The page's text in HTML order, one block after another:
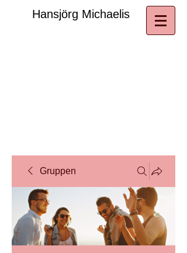
​Hansjörg Michaelis
Gruppen